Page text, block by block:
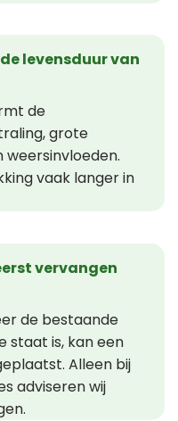
levensduur van
de
grote
vaak langer in
vervangen
de bestaande
staat is, kan een
Alleen bij
adviseren wij